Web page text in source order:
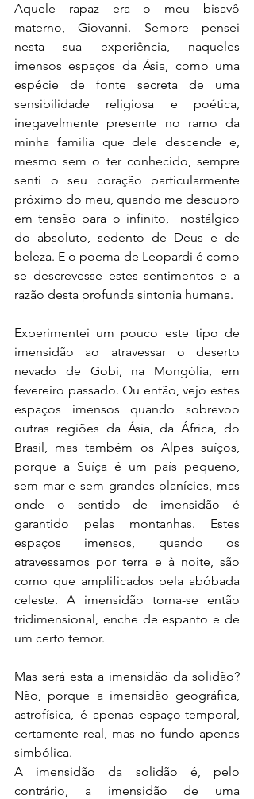
Aquele rapaz era o meu bisavô
materno, Giovanni. Sempre pensei
nesta sua experiência, naqueles
imensos espaços da Ásia, como uma
espécie de fonte secreta de uma
sensibilidade religiosa e poética,
inegavelmente presente no ramo da
minha família que dele descende e,
mesmo sem o ter conhecido, sempre
senti o seu coração particularmente
próximo do meu, quando me descubro
em tensão para o infinito,  nostálgico
do absoluto, sedento de Deus e de
beleza. E o poema de Leopardi é como
se descrevesse estes sentimentos e a
razão desta profunda sintonia humana.
Experimentei um pouco este tipo de
imensidão ao atravessar o deserto
nevado de Gobi, na Mongólia, em
fevereiro passado. Ou então, vejo estes
espaços imensos quando sobrevoo
outras regiões da Ásia, da África, do
Brasil, mas também os Alpes suíços,
porque a Suíça é um país pequeno,
sem mar e sem grandes planícies, mas
onde o sentido de imensidão é
garantido pelas montanhas. Estes
espaços imensos, quando os
atravessamos por terra e à noite, são
como que amplificados pela abóbada
celeste. A imensidão torna-se então
tridimensional, enche de espanto e de
um certo temor.
Mas será esta a imensidão da solidão?
Não, porque a imensidão geográfica,
astrofísica, é apenas espaço-temporal,
certamente real, mas no fundo apenas
simbólica.
A imensidão da solidão é, pelo
contrário, a imensidão de uma